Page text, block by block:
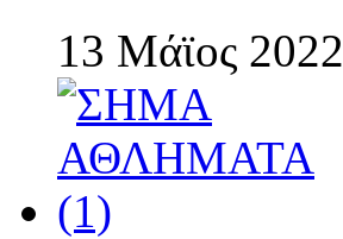
13 Μάϊος 2022